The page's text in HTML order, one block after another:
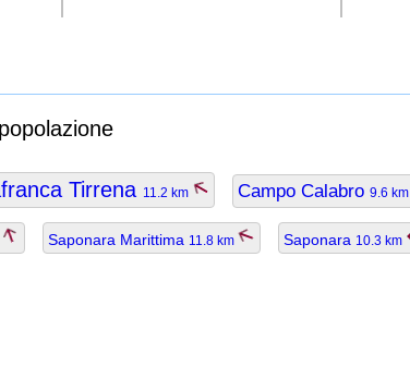
Tirrena 11.2 km Campo Calabro 9.6 km
Saponara Marittima 11.8 km Saponara 10.3 km